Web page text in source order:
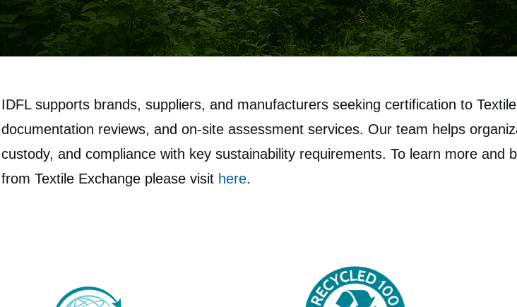
IDFL supports brands, suppliers, and manufacturers seeking certification to
documentation reviews, and on‑site assessment services. Our team helps
custody, and compliance with key sustainability requirements. To learn more
from Textile Exchange please visit here.